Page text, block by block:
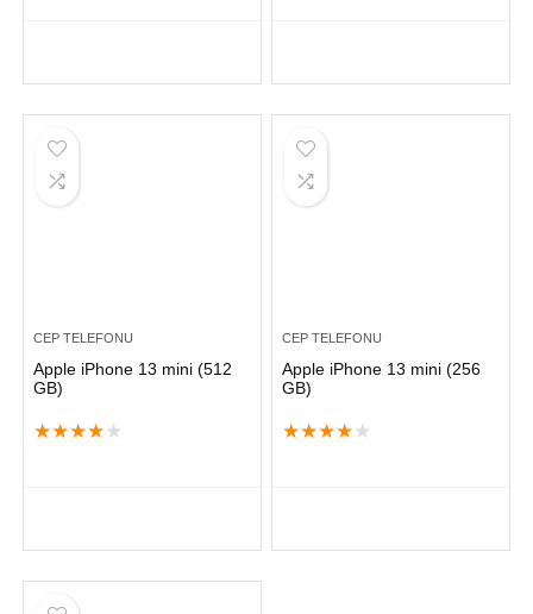
CEP TELEFONU
Apple iPhone 13 mini (512
GB)
★★★★ ★
CEP TELEFONU
Apple iPhone 13 mini (256
GB)
★★★★ ★